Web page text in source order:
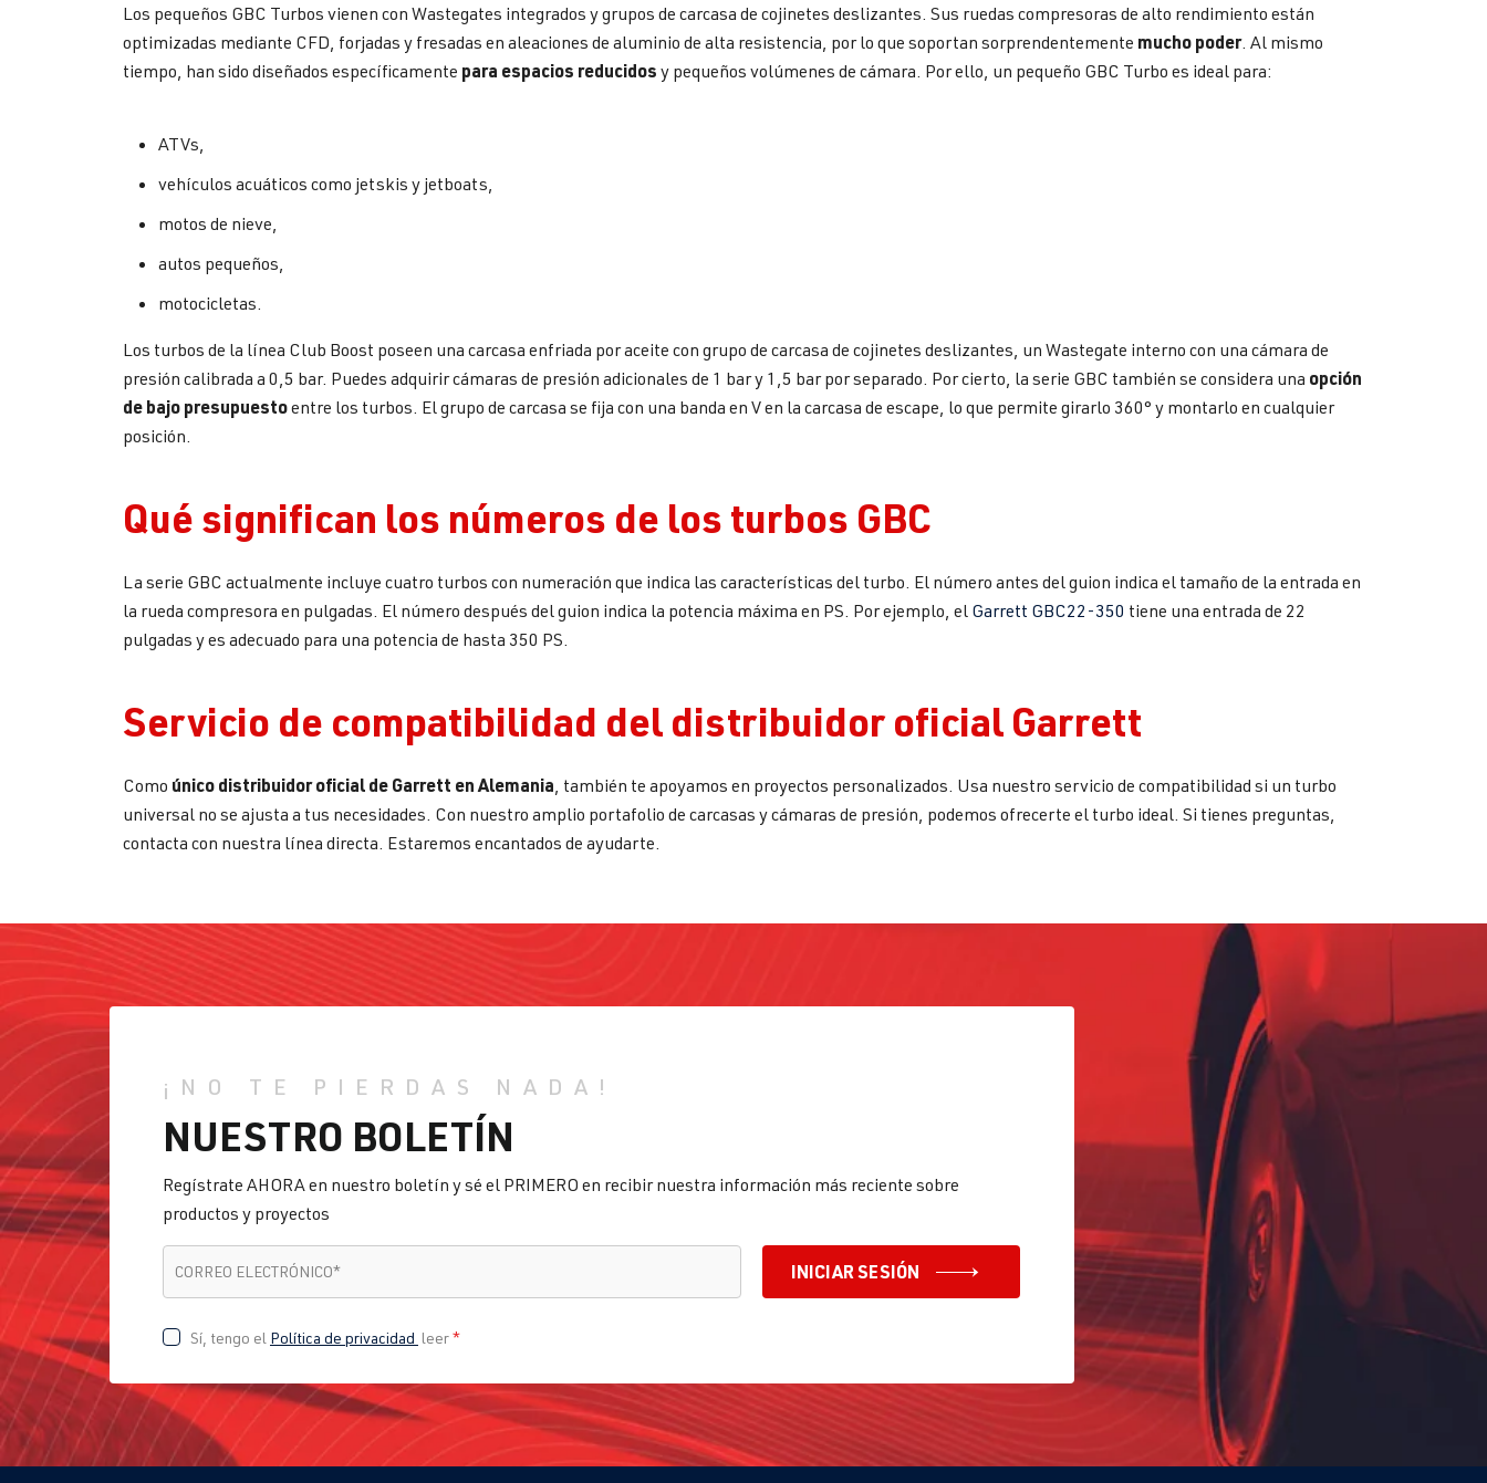
Los pequeños GBC Turbos vienen con Wastegates integrados y grupos de carcasa de cojinetes deslizantes. Sus ruedas compresoras de alto rendimiento están
optimizadas mediante CFD, forjadas y fresadas en aleaciones de aluminio de alta resistencia, por lo que soportan sorprendentemente mucho poder. Al mismo
tiempo, han sido diseñados específicamente para espacios reducidos y pequeños volúmenes de cámara. Por ello, un pequeño GBC Turbo es ideal para:
ATVs,
vehículos acuáticos como jetskis y jetboats,
motos de nieve,
autos pequeños,
motocicletas.
Los turbos de la línea Club Boost poseen una carcasa enfriada por aceite con grupo de carcasa de cojinetes deslizantes, un Wastegate interno con una cámara de
presión calibrada a 0,5 bar. Puedes adquirir cámaras de presión adicionales de 1 bar y 1,5 bar por separado. Por cierto, la serie GBC también se considera una opción
de bajo presupuestoentre los turbos. El grupo de carcasa se fija con una banda en V en la carcasa de escape, lo que permite girarlo 360° y montarlo en cualquier
posición.
Qué significan los números de los turbos GBC
La serie GBC actualmente incluye cuatro turbos con numeración que indica las características del turbo. El número antes del guion indica el tamaño de la entrada en
la rueda compresora en pulgadas. El número después del guion indica la potencia máxima en PS. Por ejemplo, el Garrett GBC22-350 tiene una entrada de 22
pulgadas y es adecuado para una potencia de hasta 350 PS.
Servicio de compatibilidad del distribuidor oficial Garrett
Como único distribuidor oficial de Garrett en Alemania, también te apoyamos en proyectos personalizados. Usa nuestro servicio de compatibilidad si un turbo
universal no se ajusta a tus necesidades. Con nuestro amplio portafolio de carcasas y cámaras de presión, podemos ofrecerte el turbo ideal. Si tienes preguntas,
contacta con nuestra línea directa. Estaremos encantados de ayudarte.
¡NO TE PIERDAS NADA!
NUESTRO BOLETÍN
Regístrate AHORA en nuestro boletín y sé el PRIMERO en recibir nuestra información más reciente sobre
productos y proyectos
CORREO ELECTRÓNICO* INICIAR SESIÓN
Sí, tengo el Política de privacidad leer*